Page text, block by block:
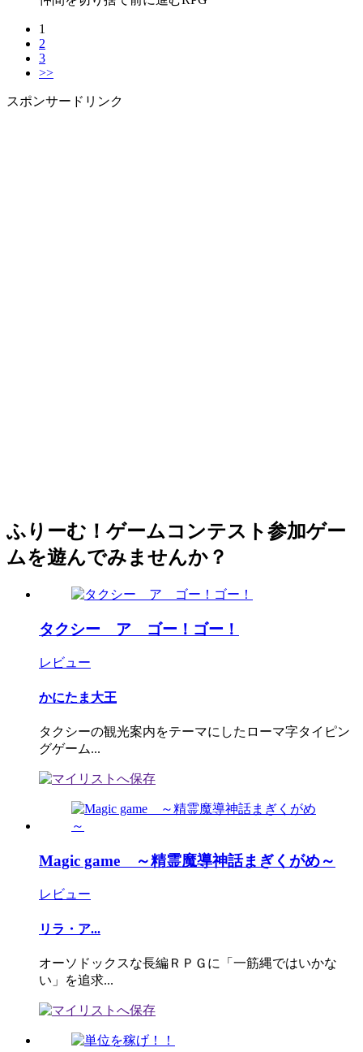
1
2
3
>>
スポンサードリンク
ふりーむ！ゲームコンテスト参加ゲー
ムを遊んでみませんか？
タクシー ア ゴー！ゴー！
レビュー
かにたま大王
タクシーの観光案内をテーマにしたローマ字タイピン
グゲーム...
Magic game ～精霊魔導神話まぎくがめ～
レビュー
リラ・ア...
オーソドックスな長編ＲＰＧに「一筋縄ではいかな
い」を追求...